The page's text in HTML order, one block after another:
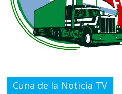
Cuna de la Noticia TV